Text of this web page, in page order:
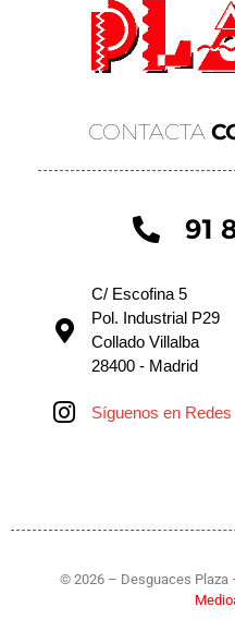
CONTACTA
91
C/ Escofina 5
Pol. Industrial P29
Collado Villalba
28400 - Madrid
Síguenos en Redes
© 2026 – Desguaces Plaza